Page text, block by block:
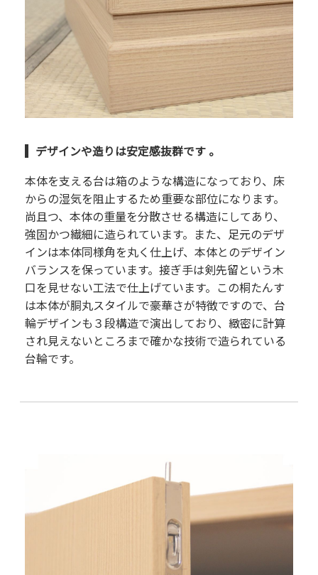
デザインや造りは安定感抜群です 。
本体を支える台は箱のような構造になっており、床
からの湿気を阻止するため重要な部位になります。
尚且つ、本体の重量を分散させる構造にしてあり、
強固かつ繊細に造られています。また、足元のデザ
インは本体同様角を丸く仕上げ、本体とのデザイン
バランスを保っています。接ぎ手は剣先留という木
口を見せない工法で仕上げています。この桐たんす
は本体が胴丸スタイルで豪華さが特徴ですので、台
輪デザインも３段構造で演出しており、緻密に計算
され見えないところまで確かな技術で造られている
台輪です。